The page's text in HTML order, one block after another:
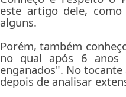
este artigo dele,
alguns.
Porém, também
no qual após 6 anos
enganados". No
depois de analisar